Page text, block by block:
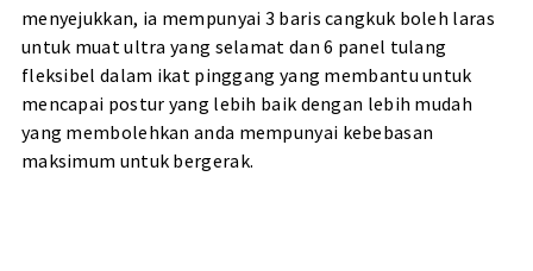
menyejukkan, ia mempunyai 3 baris cangkuk boleh laras
untuk muat ultra yang selamat dan 6 panel tulang
fleksibel dalam ikat pinggang yang membantu untuk
mencapai postur yang lebih baik dengan lebih mudah
yang membolehkan anda mempunyai kebebasan
maksimum untuk bergerak.